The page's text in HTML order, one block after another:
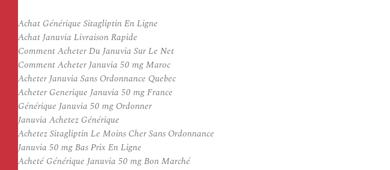
Achat Générique Sitagliptin En Ligne
Achat Januvia Livraison Rapide
Comment Acheter Du Januvia Sur Le Net
Comment Acheter Januvia 50 mg Maroc
Acheter Januvia Sans Ordonnance Quebec
Acheter Generique Januvia 50 mg France
Générique Januvia 50 mg Ordonner
Januvia Achetez Générique
Achetez Sitagliptin Le Moins Cher Sans Ordonnance
Januvia 50 mg Bas Prix En Ligne
Acheté Générique Januvia 50 mg Bon Marché